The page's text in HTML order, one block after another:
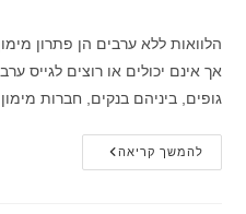
הלוואות ללא ערבים הן פתרון
אך אינם יכולים או רוצים לגייס
גופים, ביניהם בנקים, חברות
להמשך קריאהכיצד
לקבל